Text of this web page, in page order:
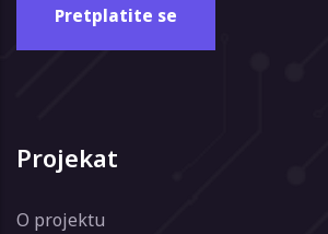
Projekat
O projektu